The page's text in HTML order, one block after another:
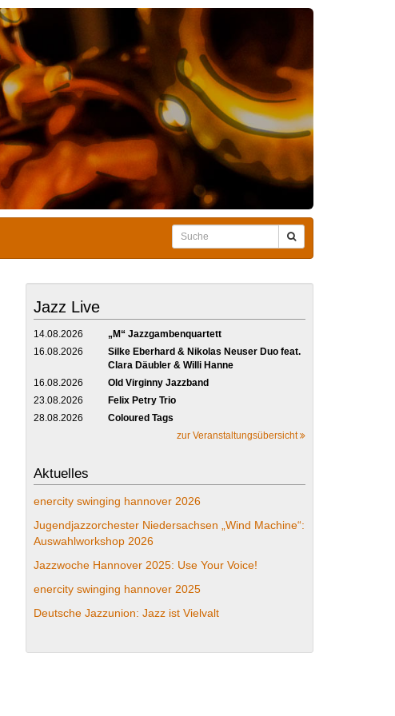
Jazz Live
14.08.2026
„M“ Jazzgambenquartett
16.08.2026
Silke Eberhard & Nikolas Neuser Duo feat.
Clara Däubler & Willi Hanne
16.08.2026
Old Virginny Jazzband
23.08.2026
Felix Petry Trio
28.08.2026
Coloured Tags
zur Veranstaltungsübersicht
Aktuelles
enercity swinging hannover 2026
Jugendjazzorchester Niedersachsen „Wind Machine“:
Auswahlworkshop 2026
Jazzwoche Hannover 2025: Use Your Voice!
enercity swinging hannover 2025
Deutsche Jazzunion: Jazz ist Vielvalt